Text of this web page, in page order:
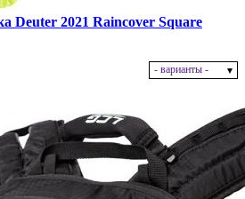
Deuter 2021 Raincover Square
- варианты -